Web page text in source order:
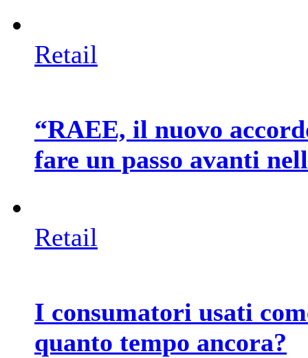
Retail
“RAEE, il nuovo
fare un passo avanti
Retail
I consumatori usati
quanto tempo ancora?